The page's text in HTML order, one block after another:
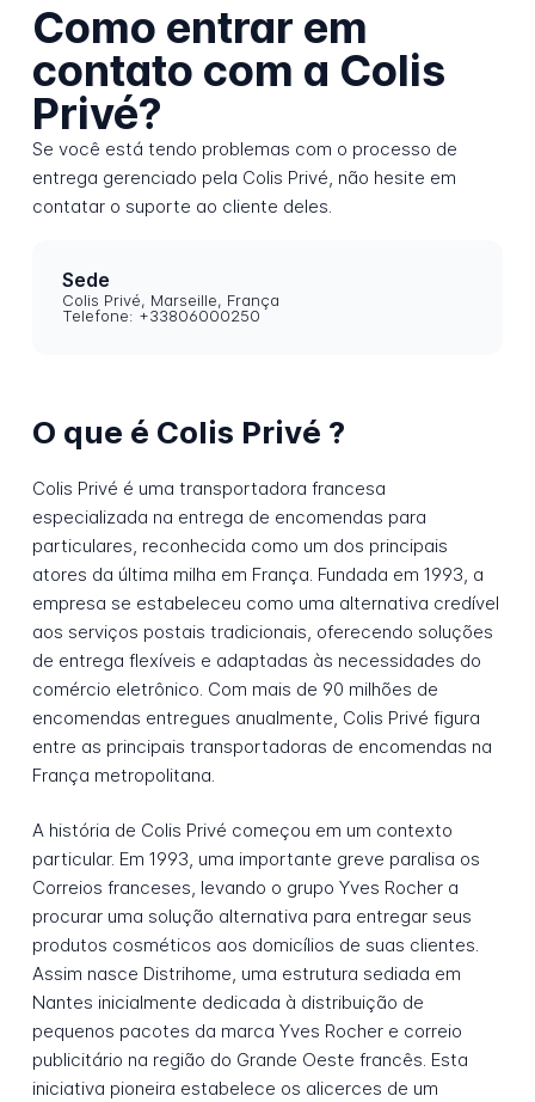
Como entrar em
contato com a Colis
Privé?
Se você está tendo problemas com o processo de
entrega gerenciado pela Colis Privé, não hesite em
contatar o suporte ao cliente deles.
Sede
Colis Privé, Marseille, França
Telefone: +33806000250
O que é Colis Privé ?
Colis Privé é uma transportadora francesa
especializada na entrega de encomendas para
particulares, reconhecida como um dos principais
atores da última milha em França. Fundada em 1993, a
empresa se estabeleceu como uma alternativa credível
aos serviços postais tradicionais, oferecendo soluções
de entrega flexíveis e adaptadas às necessidades do
comércio eletrônico. Com mais de 90 milhões de
encomendas entregues anualmente, Colis Privé figura
entre as principais transportadoras de encomendas na
França metropolitana.
A história de Colis Privé começou em um contexto
particular. Em 1993, uma importante greve paralisa os
Correios franceses, levando o grupo Yves Rocher a
procurar uma solução alternativa para entregar seus
produtos cosméticos aos domicílios de suas clientes.
Assim nasce Distrihome, uma estrutura sediada em
Nantes inicialmente dedicada à distribuição de
pequenos pacotes da marca Yves Rocher e correio
publicitário na região do Grande Oeste francês. Esta
iniciativa pioneira estabelece os alicerces de um